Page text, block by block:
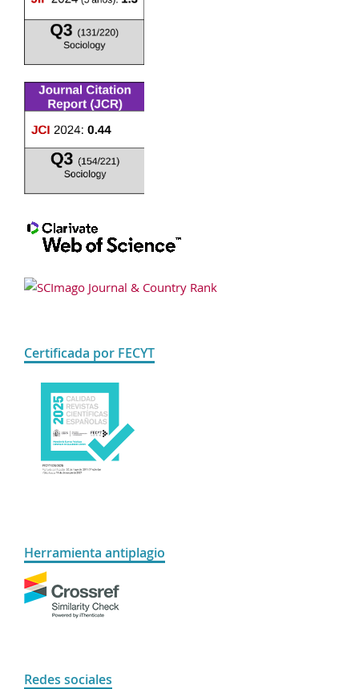
Certificada por FECYT
Herramienta antiplagio
Redes sociales